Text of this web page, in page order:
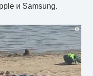
и Samsung.
i